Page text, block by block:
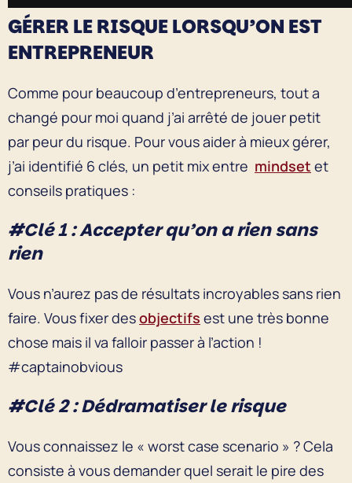
GÉRER LE RISQUE LORSQU’ON EST
ENTREPRENEUR
Comme pour beaucoup d’entrepreneurs, tout a
changé pour moi quand j’ai arrêté de jouer petit
par peur du risque. Pour vous aider à mieux gérer,
j’ai identifié 6 clés, un petit mix entre mindset et
conseils pratiques :
#Clé 1 : Accepter qu’on a rien sans
rien
Vous n’aurez pas de résultats incroyables sans rien
faire. Vous fixer desobjectifs est une très bonne
chose mais il va falloir passer à l’action !
#captainobvious
#Clé 2 : Dédramatiser le risque
Vous connaissez le « worst case scenario » ? Cela
consiste à vous demander quel serait le pire des